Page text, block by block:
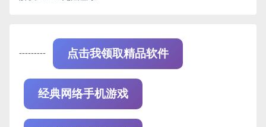
--------- 点击我领取精品软件
经典网络手机游戏